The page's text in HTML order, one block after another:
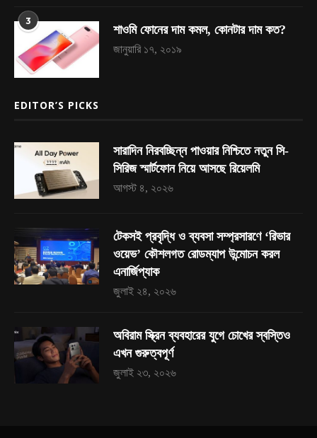
3
শাওমি ফোনের দাম কমল, কোনটার দাম কত?
জানুয়ারি ১৭, ২০১৯
EDITOR’S PICKS
সারাদিন নিরবচ্ছিন্ন পাওয়ার নিশ্চিতে নতুন সি-
সিরিজ স্মার্টফোন নিয়ে আসছে রিয়েলমি
আগস্ট ৪, ২০২৬
টেকসই প্রবৃদ্ধি ও ব্যবসা সম্প্রসারণে ‘রিভার
ওয়েভ’ কৌশলগত রোডম্যাপ উন্মোচন করল
এনার্জিপ্যাক
জুলাই ২৪, ২০২৬
অবিরাম স্ক্রিন ব্যবহারের যুগে চোখের স্বস্তিও
এখন গুরুত্বপূর্ণ
জুলাই ২৩, ২০২৬